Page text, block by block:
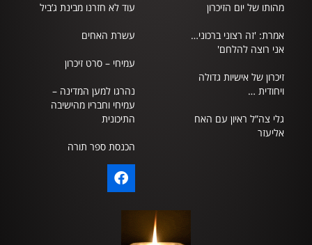
מהותו של יום הזיכרון
אמרת: 'זה רצוני ברכוני…
אני רוצה להלחם'
זיכרון של אישיות גדולה
ויחודית …
גלי צה”ל ראיון עם האח
אליעזר
עוד לא חזרנו מבינת ג’ביל
עשרת האחים
עמיחי – סרט זיכרון
נהרגו למען המדינה –
עמיחי וחבריו מהישיבה
התיכונית
הכנסת ספר תורה